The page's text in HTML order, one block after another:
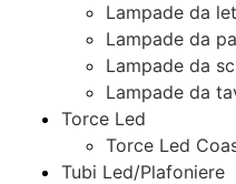
Lampade da
Lampade da
Lampade da
Lampade da
Torce Led
Torce Led
Tubi Led/Plafoniere